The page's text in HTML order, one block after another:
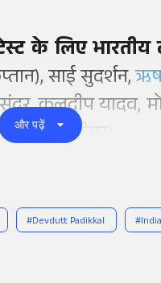
के लिए भारतीय
साई सुदर्शन,
सुंदर, कुलदीप यादव,
(विकेटकीपर)
और पढ़ें
#Devdutt Padikkal #